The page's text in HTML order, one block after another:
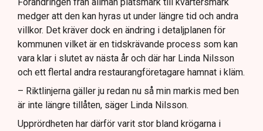
medger att den kan hyras ut under längre tid och andra
villkor. Det kräver dock en ändring i detaljplanen för
kommunen vilket är en tidskrävande process som kan
vara klar i slutet av nästa år och där har Linda Nilsson
och ett flertal andra restaurangföretagare hamnat i kläm.
– Riktlinjerna gäller ju redan nu så min markis med ben
är inte längre tillåten, säger Linda Nilsson.
Upprördheten har därför varit stor bland krögarna i